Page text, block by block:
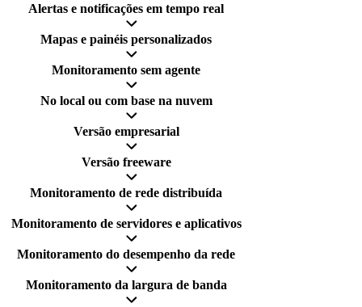
Alertas e notificações em tempo real
Mapas e painéis personalizados
Monitoramento sem agente
No local ou com base na nuvem
Versão empresarial
Versão freeware
Monitoramento de rede distribuída
Monitoramento de servidores e aplicativos
Monitoramento do desempenho da rede
Monitoramento da largura de banda